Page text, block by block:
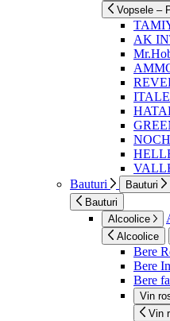
Vopsele –
AK
NOCH
Bauturi
Bauturi
Bauturi
Alcoolice
Alcoolice
Bere
Bere
Bere
Vin
Vin